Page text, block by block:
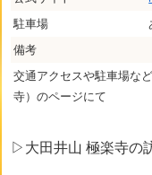
駐車場
備考
交通アクセスや駐車場な
寺）のページにて
▷大田井山 極楽寺の